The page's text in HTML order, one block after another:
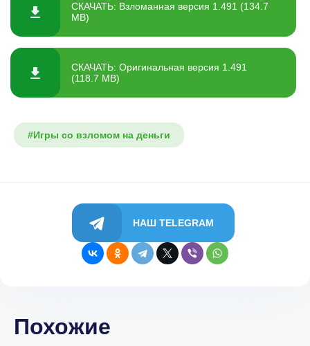
СКАЧАТЬ: Взломанная версия 1.491 (134.7
MB)
СКАЧАТЬ: Оригинальная версия 1.491
(118.7 MB)
#Игры со взломом на деньги
НАШ TELEGRAM
Похожие